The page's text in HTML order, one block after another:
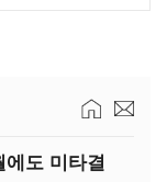
도 미타결